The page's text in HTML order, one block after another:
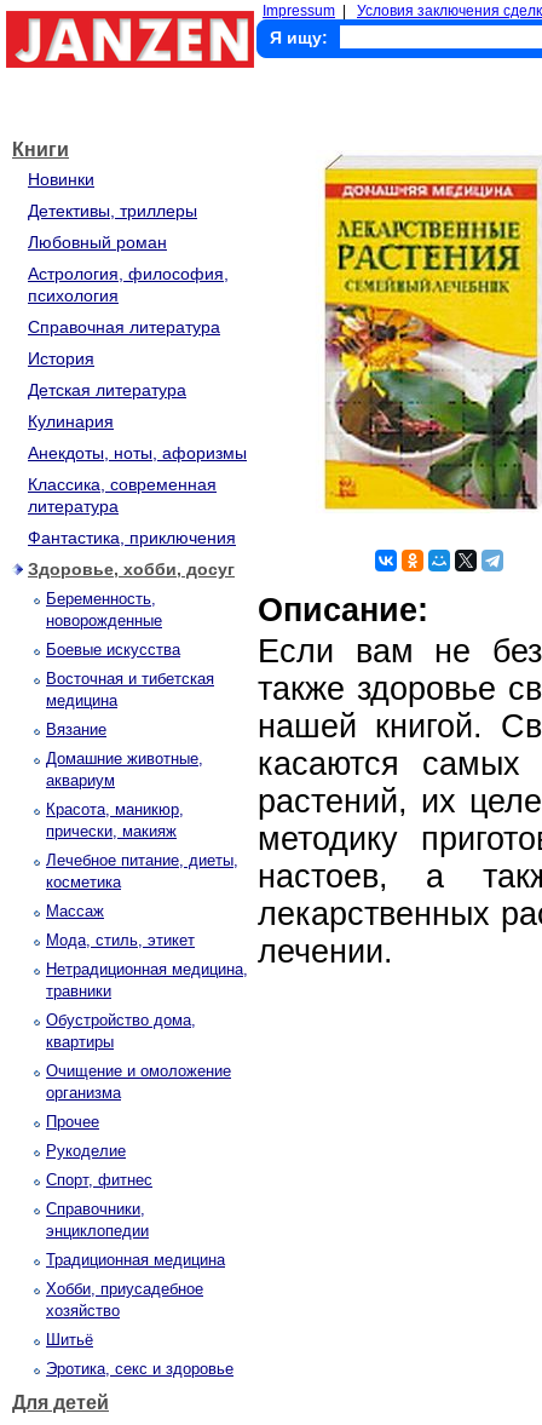
Impressum Условия заключения
Я ищу:
Книги
Новинки
Детективы, триллеры
Любовный роман
Астрология, философия,
психология
Справочная литература
История
Детская литература
Кулинария
Анекдоты, ноты, афоризмы
Классика, современная
литература
Фантастика, приключения
Здоровье, хобби, досуг
Беременность,
новорожденные
Боевые искусства
Восточная и тибетская
медицина
Вязание
Домашние животные,
аквариум
Красота, маникюр,
прически, макияж
Лечебное питание, диеты,
косметика
Массаж
Мода, стиль, этикет
Нетрадиционная медицина,
травники
Обустройство дома,
квартиры
Очищение и омоложение
организма
Прочее
Рукоделие
Спорт, фитнес
Справочники,
энциклопедии
Традиционная медицина
Хобби, приусадебное
хозяйство
Шитьё
Эротика, секс и здоровье
Для детей
Описание:
Если вам не
также здоровье
нашей книгой.
касаются самых
растений, их
мето­дику
настоев, а
лекарственных
лечении.